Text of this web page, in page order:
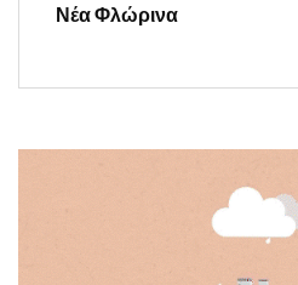
Νέα Φλώρινα